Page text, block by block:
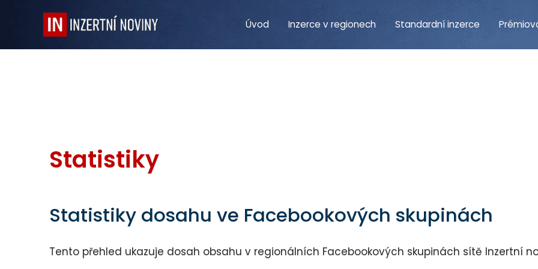
Úvod Inzerce v regionech Standardní inzerce
Statistiky
Statistiky dosahu ve Facebookových skupinách
Tento přehled ukazuje dosah obsahu v regionálních Facebookových skupinách sítě Inzertní